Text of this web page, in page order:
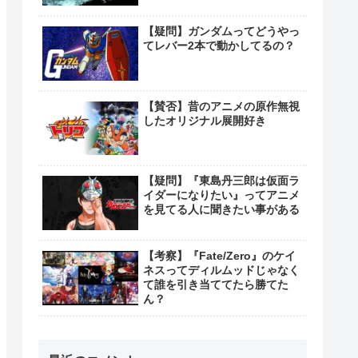
【疑問】ガンダムってどうやっ
てレバー2本で動かしてるの？
【賛否】昔のアニメの原作無視
したオリジナル展開好き
【疑問】『東島丹三郎は仮面ラ
イダーになりたい』ってアニメ
を見てる人に聞きたい事がある
【考察】『Fate/Zero』のケイ
ネスってディルムッドじゃなく
て誰を引き当ててたら勝てた
ん？